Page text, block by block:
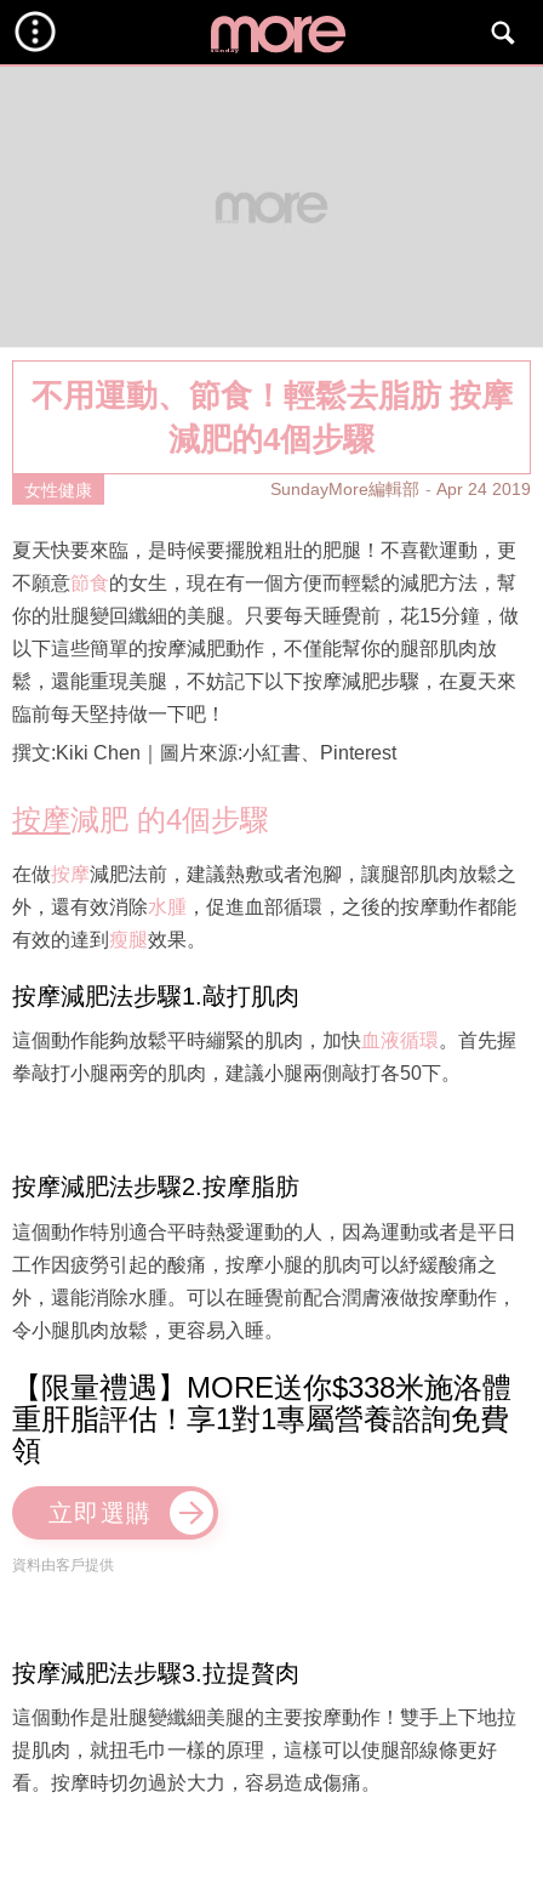
不用運動、節食！輕鬆去脂肪 按摩
減肥的4個步驟
女性健康 SundayMore編輯部 Apr 24 2019
夏天快要來臨，是時候要擺脫粗壯的肥腿！不喜歡運動，更
不願意節食的女生，現在有一個方便而輕鬆的減肥方法，幫
你的壯腿變回纖細的美腿。只要每天睡覺前，花15分鐘，做
以下這些簡單的按摩減肥動作，不僅能幫你的腿部肌肉放
鬆，還能重現美腿，不妨記下以下按摩減肥步驟，在夏天來
臨前每天堅持做一下吧！
撰文:Kiki Chen｜圖片來源:小紅書、Pinterest
按摩減肥 的4個步驟
在做按摩減肥法前，建議熱敷或者泡腳，讓腿部肌肉放鬆之
外，還有效消除水腫 ，促進血部循環，之後的按摩動作都能
有效的達到 瘦腿效果。
按摩減肥法步驟1.敲打肌肉
這個動作能夠放鬆平時繃緊的肌肉，加快血液循環。首先握
拳敲打小腿兩旁的肌肉，建議小腿兩側敲打各50下。
按摩減肥法步驟2.按摩脂肪
這個動作特別適合平時熱愛運動的人，因為運動或者是平日
工作因疲勞引起的酸痛，按摩小腿的肌肉可以紓緩酸痛之
外，還能消除水腫。可以在睡覺前配合潤膚液做按摩動作，
令小腿肌肉放鬆，更容易入睡。
【限量禮遇】MORE送你$338米施洛體
重肝脂評估！享1對1專屬營養諮詢免費
領
立即選購
資料由客戶提供
按摩減肥法步驟3.拉提贅肉
這個動作是壯腿變纖細美腿的主要按摩動作！雙手上下地拉
提肌肉，就扭毛巾一樣的原理，這樣可以使腿部線條更好
看。按摩時切勿過於大力，容易造成傷痛。